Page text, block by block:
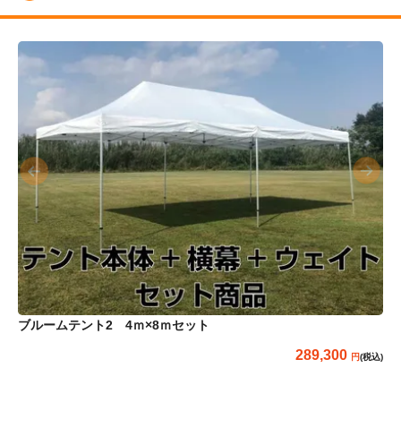
ブルームテント2 4ｍ×8ｍセット
289,300 (税込)